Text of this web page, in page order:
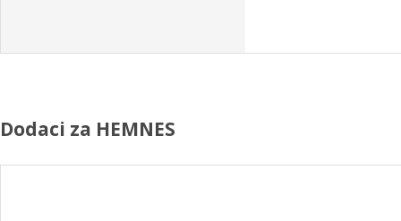
Dodaci za HEMNES